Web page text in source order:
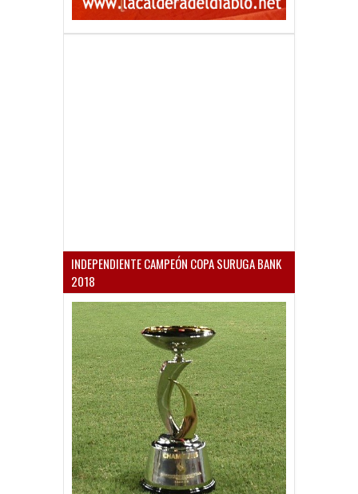
INDEPENDIENTE CAMPEÓN COPA SURUGA BANK
2018